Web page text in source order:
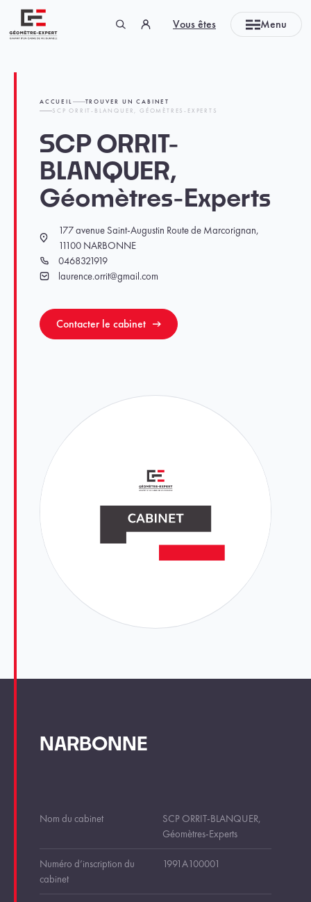
Vous êtes Menu
ACCUEIL
TROUVER UN CABINET
SCP ORRIT-BLANQUER, GÉOMÈTRES-EXPERTS
SCP ORRIT-
BLANQUER,
Géomètres-Experts
Localisation
177 avenue Saint-Augustin Route de Marcorignan,
11100 NARBONNE
Téléphone
0468321919
Emaillaurence.orrit@gmail.com
Contacter le cabinet
NARBONNE
Nom du cabinet
SCP ORRIT-BLANQUER,
Géomètres-Experts
Numéro d’inscription du
cabinet
1991A100001
Panneau de gestion des cookies